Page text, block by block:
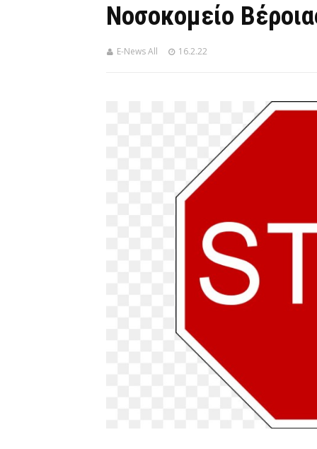
Νοσοκομείο
E-News All 16.2.22